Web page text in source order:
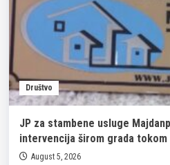
Društvo
JP za stambene usluge
intervencija širom grada
August 5, 2026